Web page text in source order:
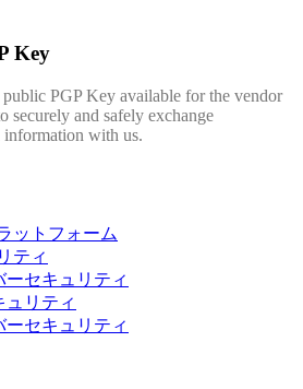
Key
public PGP Key available for the vendor
securely and safely exchange
information with us.
ットフォーム
ティ
セキュリティ
ュリティ
セキュリティ